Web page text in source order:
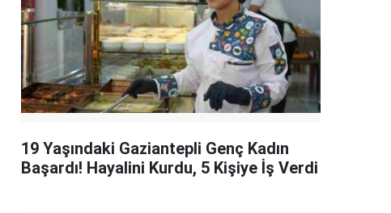
19 Yaşındaki Gaziantepli Genç Kadın
Başardı! Hayalini Kurdu, 5 Kişiye İş Verdi